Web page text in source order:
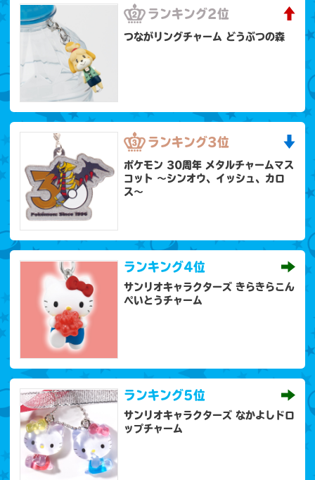
ランキング2位
つながリングチャーム どうぶつの森
ランキング3位
ポケモン 30周年 メタルチャームマス
コット 〜シンオウ、イッシュ、カロ
ス〜
ランキング4位
サンリオキャラクターズ きらきらこん
ぺいとうチャーム
ランキング5位
サンリオキャラクターズ なかよしドロ
ップチャーム